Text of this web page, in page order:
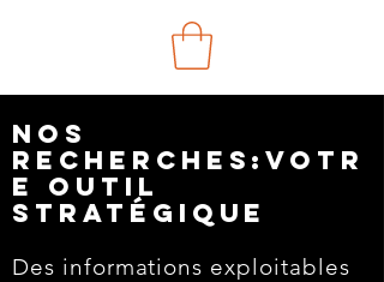
Nos
recherches:votr
e outil
stratégique
Des informations exploitables